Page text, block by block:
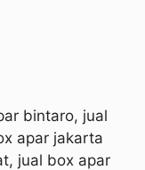
bintaro, jual
apar jakarta
jual box apar